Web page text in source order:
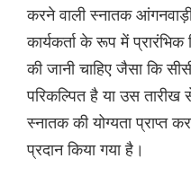
करने वाली स्नातक आंगनवाड़ी
कार्यकर्ता के रूप में
की जानी चाहिए जैसा कि
परिकल्पित है या उस तारीख
स्नातक की योग्यता प्राप्त
प्रदान किया गया है।